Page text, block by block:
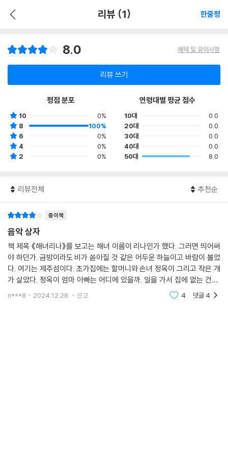
리뷰 (1) 한줄평
8.0 혜택 및 유의사항
리뷰 쓰기
평점 분포
10
0%
8
100%
6
0%
4
0%
2
0%
연령대별 평균 점수
10대
0.0
20대
0.0
30대
0.0
40대
0.0
50대
8.0
리뷰전체 추천순
종이책
음악 상자
책 제목 《해녀리나》를 보고는 해녀 이름이 리나인가 했다. 그러면 띄어써
야 하던가. 금방이라도 비가 쏟아질 것 같은 어두운 하늘이고 바람이 불었
다. 여기는 제주섬이다. 초가집에는 할머니와 손녀 정옥이 그리고 작은 개
가 살았다. 정옥이 엄마 아빠는 어디에 있을까. 일을 가서 집에 없는 건지,
다른 곳에 살고 정옥이를 할머니 집에 맡겨둔 걸지. 그건 알기 어렵겠다. 나
n***8 2024.12.28. 신고 4 댓글 4